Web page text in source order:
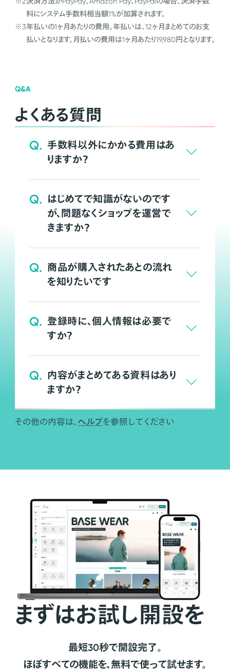
料にシステム手数料相当額1%が加算されます。
※3年払いの1ヶ月あたりの費用。年払いは、12ヶ月まとめてのお支
払いとなります。月払いの費用は1ヶ月あたり19,980円となります。
Q&A
よくある質問
Q. 手数料以外にかかる費用はあ
りますか？
Q. はじめてで知識がないのです
が、問題なくショップを運営で
きますか？
Q. 商品が購入されたあとの流れ
を知りたいです
Q. 登録時に、個人情報は必要で
すか？
Q. 内容がまとめてある資料はあり
ますか？
その他の内容は、 ヘルプを参照してください
まずはお試し開設を
最短30秒で開設完了。
ほぼすべての機能を、無料で使って試せます。